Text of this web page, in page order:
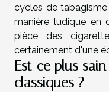
cycles de
manière ludique en
pièce des
certainement d'une
Est-ce plus
classiques ?